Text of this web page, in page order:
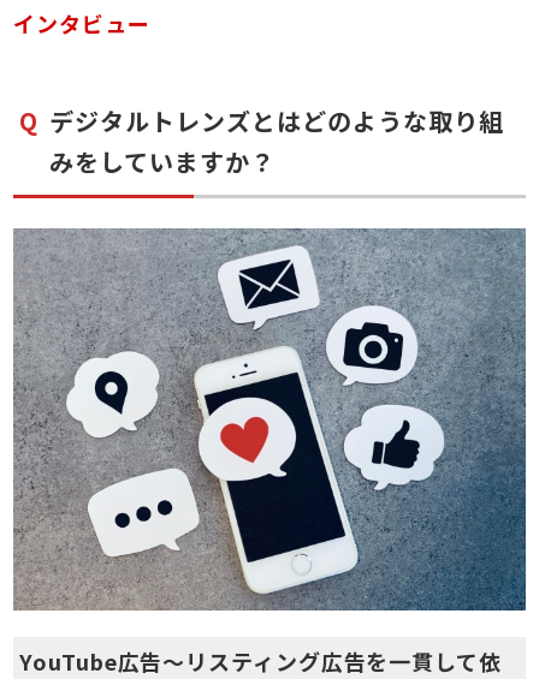
インタビュー
デジタルトレンズとはどのような取り組
みをしていますか？
YouTube広告～リスティング広告を一貫して依